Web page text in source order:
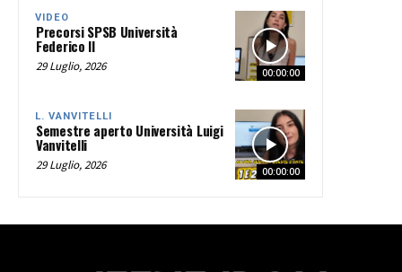
00:00:00
VIDEO
Precorsi SPSB Università
Federico II
29 Luglio, 2026
00:00:00
L. VANVITELLI
Semestre aperto Università Luigi
Vanvitelli
29 Luglio, 2026